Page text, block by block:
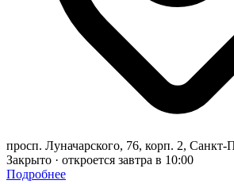
просп. Луначарского, 76, корп. 2, Санкт-
Закрыто · откроется завтра в 10:00
Подробнее